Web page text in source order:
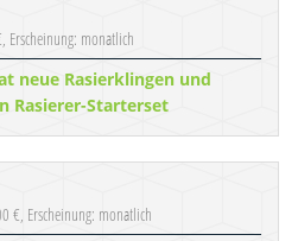
Erscheinung: monatlich
neue Rasierklingen und
Rasierer-Starterset
€, Erscheinung: monatlich